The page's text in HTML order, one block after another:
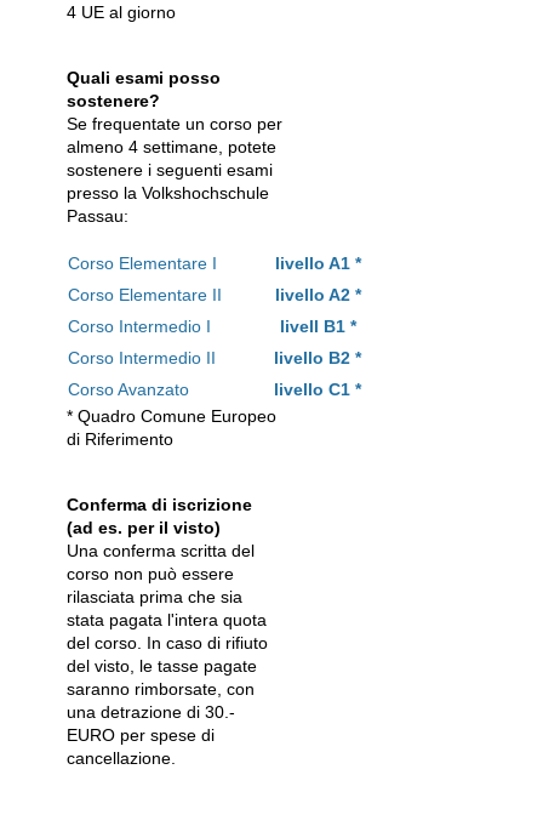
4 UE al giorno
Quali esami posso
sostenere?
Se frequentate un corso per
almeno 4 settimane, potete
sostenere i seguenti esami
presso la Volkshochschule
Passau:
Corso Elementare I
livello A1 *
Corso Elementare II
livello A2 *
Corso Intermedio I
livell B1 *
Corso Intermedio II
livello B2 *
Corso Avanzato
livello C1 *
* Quadro Comune Europeo
di Riferimento
Conferma di iscrizione
(ad es. per il visto)
Una conferma scritta del
corso non può essere
rilasciata prima che sia
stata pagata l'intera quota
del corso. In caso di rifiuto
del visto, le tasse pagate
saranno rimborsate, con
una detrazione di 30.-
EURO per spese di
cancellazione.